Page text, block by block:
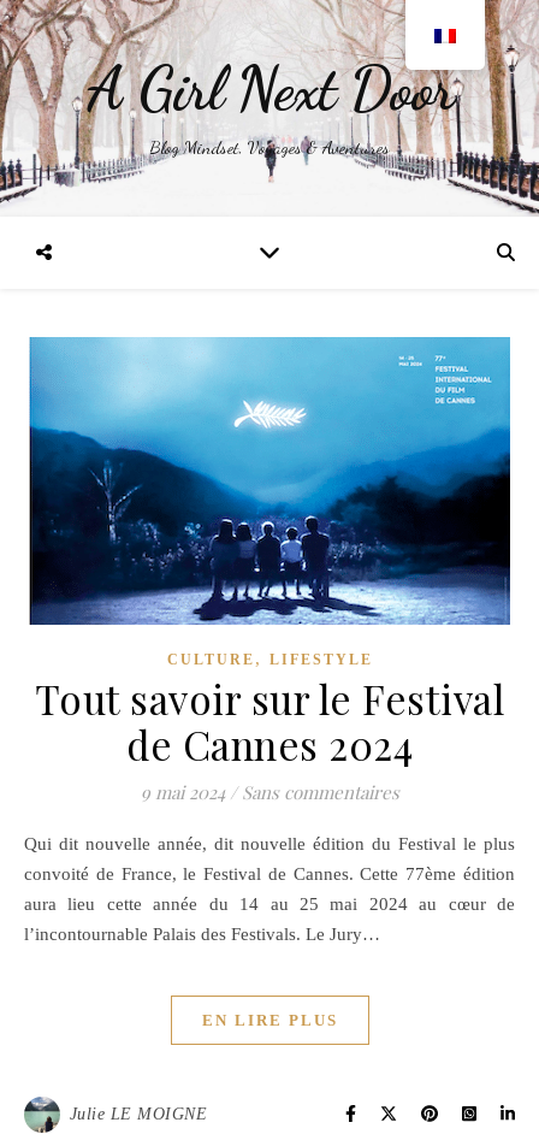
A Girl Next Door
Blog Mindset, Voyages & Aventures
CULTURE , LIFESTYLE
Tout savoir sur le Festival
de Cannes 2024
9 mai 2024 / Sans commentaires
Qui dit nouvelle année, dit nouvelle édition du Festival le plus
convoité de France, le Festival de Cannes. Cette 77ème édition
aura lieu cette année du 14 au 25 mai 2024 au cœur de
l’incontournable Palais des Festivals. Le Jury…
EN LIRE PLUS
Julie LE MOIGNE